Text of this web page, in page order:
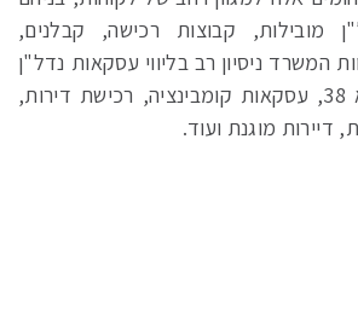
מובילות, קבוצות רכישה, קבלנים,
המשרד ניסיון רב בליווי עסקאות נדל"ן
שונות, לרבות תמ"א 38, עסקאות קומבינציה, רכישת דירות,
דיירות מוגנת ועוד.